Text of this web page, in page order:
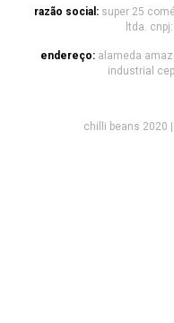
razão social: super 25
ltda.
endereço: alameda
industrial
chilli beans 2020